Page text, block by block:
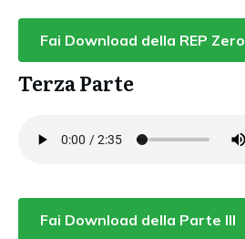
Fai Download della REP Zero
Terza Parte
Fai Download della Parte III